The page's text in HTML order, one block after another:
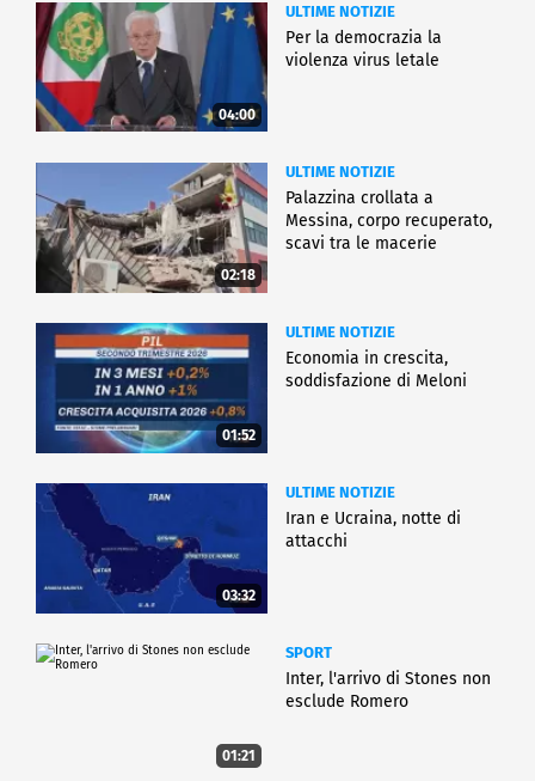
04:00
ULTIME NOTIZIE
Per la democrazia la
violenza virus letale
02:18
ULTIME NOTIZIE
Palazzina crollata a
Messina, corpo recuperato,
scavi tra le macerie
01:52
ULTIME NOTIZIE
Economia in crescita,
soddisfazione di Meloni
03:32
ULTIME NOTIZIE
Iran e Ucraina, notte di
attacchi
01:21
SPORT
Inter, l'arrivo di Stones non
esclude Romero